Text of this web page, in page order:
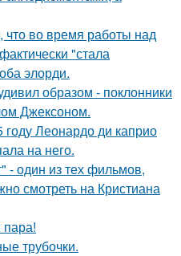
что во время работы над
"стала
элорди.
образом - поклонники
Джексоном.
году Леонардо ди каприо
на него.
- один из тех фильмов,
смотреть на Кристиана
пара!
трубочки.